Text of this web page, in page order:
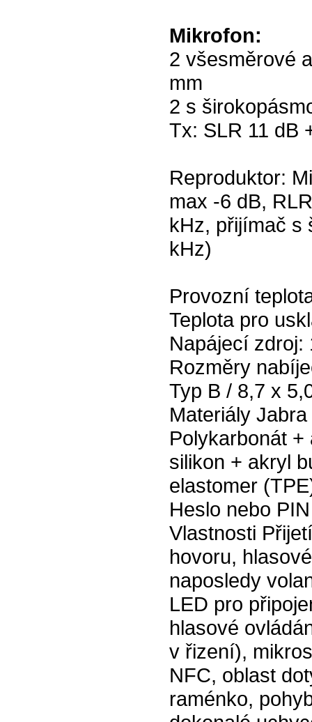
Mikrofon:
2 všesměrové
mm
2 s
Tx: SLR 11 dB
Reproduktor:
max -6 dB,
kHz, přijímač s
kHz)
Provozní
Teplota pro
Napájecí zdroj:
Rozměry
Typ B / 8,7 x
Materiály
Polykarbonát
silikon + akryl
elastomer
Heslo nebo
Vlastnosti
hovoru,
naposledy
LED pro
hlasové
v řizení),
NFC, oblast
raménko,